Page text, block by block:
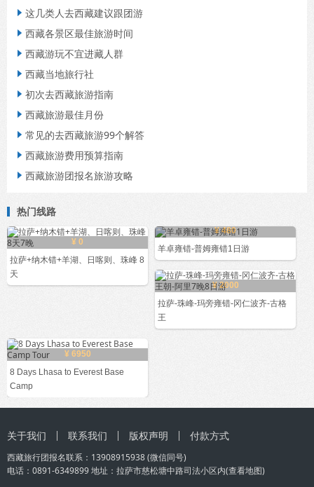
 这几类人去西藏建议跟团游
 西藏各景区最佳旅游时间
 西藏游玩不宜进藏人群
 西藏当地旅行社
 初次去西藏旅游指南
 西藏旅游最佳月份
 常见的去西藏旅游99个解答
 西藏旅游费用预算指南
 西藏旅游团报名旅游攻略
热门线路
¥ 0
拉萨+纳木错+羊湖、日喀则、珠峰 8
天
¥ 480
羊卓雍错-普姆雍错1日游
¥ 2000
拉萨-珠峰-玛旁雍错-冈仁波齐-古格
王
¥ 6950
8 Days Lhasa to Everest Base
Camp
关于我们 联系我们 版权声明 付款方式
西藏旅行团报名联系： 13908915938(微信同号)
电话：0891-6349899 地址：拉萨市慈松塘中路司法小区内(查看地图)